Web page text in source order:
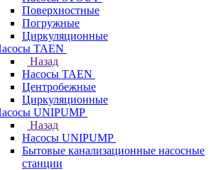
Поверхностные
Погружные
Циркуляционные
TAEN
Назад
Насосы TAEN
Центробежные
Циркуляционные
UNIPUMP
Назад
Насосы UNIPUMP
Бытовые канализационные насосные
станции